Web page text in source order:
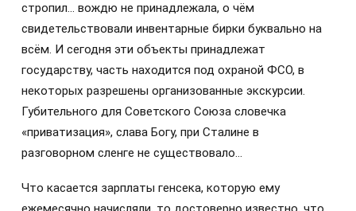
стропил… вождю не принадлежала, о чём
свидетельствовали инвентарные бирки буквально на
всём. И сегодня эти объекты принадлежат
государству, часть находится под охраной ФСО, в
некоторых разрешены организованные экскурсии.
Губительного для Советского Союза словечка
«приватизация», слава Богу, при Сталине в
разговорном сленге не существовало…
Что касается зарплаты генсека, которую ему